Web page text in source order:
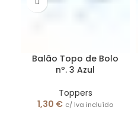
Balão Topo de Bolo
nº. 3 Azul
Toppers
1,30 € c/ Iva incluído